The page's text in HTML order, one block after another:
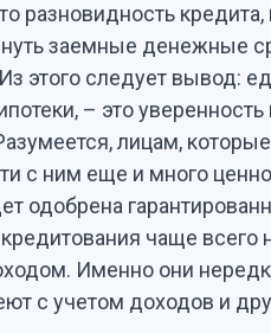
разновидность
заемные денежные
этого следует вывод:
– это
лицам,
с ним еще и много
одобрена
чаще
Именно они
с учетом доходов и